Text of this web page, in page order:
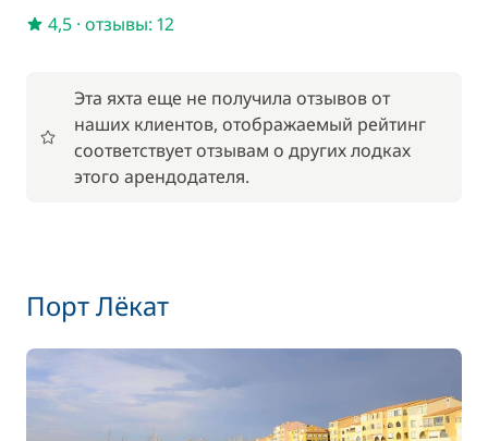
4,5 · отзывы: 12
Эта яхта еще не получила отзывов от
наших клиентов, отображаемый рейтинг
соответствует отзывам о других лодках
этого арендодателя.
Порт Лёкат